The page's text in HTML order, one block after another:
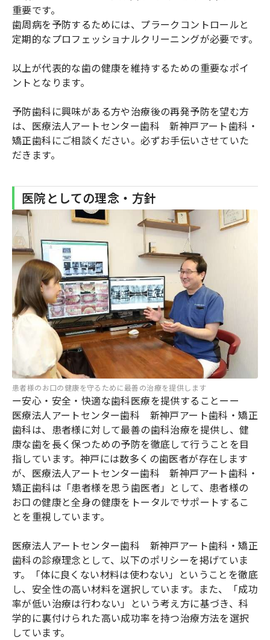
重要です。
歯周病を予防するためには、プラークコントロールと
定期的なプロフェッショナルクリーニングが必要です。
以上が代表的な歯の健康を維持するための重要なポイ
ントとなります。
予防歯科に興味がある方や治療後の再発予防を望む方
は、医療法人アートセンター歯科 新神戸アート歯科・
矯正歯科にご相談ください。必ずお手伝いさせていた
だきます。
医院としての理念・方針
患者様のお口の健康を守るために最善の治療を提供します
ー安心・安全・快適な歯科医療を提供することーー
医療法人アートセンター歯科 新神戸アート歯科・矯正
歯科は、患者様に対して最善の歯科治療を提供し、健
康な歯を長く保つための予防を徹底して行うことを目
指しています。神戸には数多くの歯医者が存在します
が、医療法人アートセンター歯科 新神戸アート歯科・
矯正歯科は「患者様を思う歯医者」として、患者様の
お口の健康と全身の健康をトータルでサポートするこ
とを重視しています。
医療法人アートセンター歯科 新神戸アート歯科・矯正
歯科の診療理念として、以下のポリシーを掲げていま
す。「体に良くない材料は使わない」ということを徹底
し、安全性の高い材料を選択しています。また、「成功
率が低い治療は行わない」という考え方に基づき、科
学的に裏付けられた高い成功率を持つ治療方法を選択
しています。